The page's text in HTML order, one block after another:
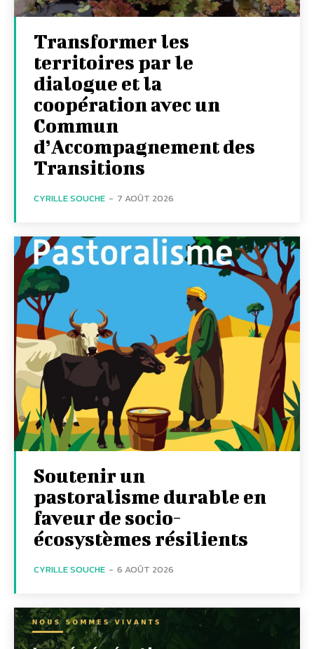
Transformer les
territoires par le
dialogue et la
coopération avec un
Commun
d’Accompagnement des
Transitions
CYRILLE SOUCHE - 7 AOÛT 2026
Soutenir un
pastoralisme durable en
faveur de socio-
écosystèmes résilients
CYRILLE SOUCHE - 6 AOÛT 2026